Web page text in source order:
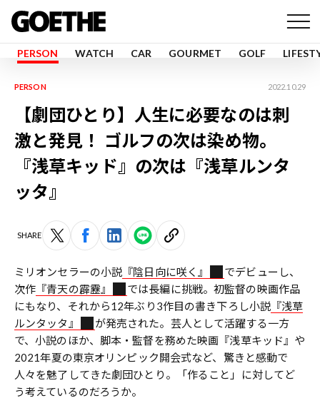
PERSON WATCH CAR GOURMET GOLF
PERSON 2022.10.29
【劇団ひとり】人生に必要なのは刺
激と発見！ ゴルフの次は染め物。
『浅草キッド』の次は『浅草ルンタ
ッタ』
SHARE
ミリオンセラーの小説 『陰日向に咲く』
でデビューし、
次作 『⻘天の霹靂』
では⻑編に挑戦。初監督の映画作品
にもなり、それから12年ぶり3作目の書き下ろし小説 『浅草
ルンタッタ』
が発売された。芸人として活躍する一方
で、小説のほか、脚本・監督を務めた映画『浅草キッド』や
2021年夏の東京オリンピック開会式など、驚きと感動で
人々を魅了してきた劇団ひとり。「作ること」に対してど
う考えているのだろうか。